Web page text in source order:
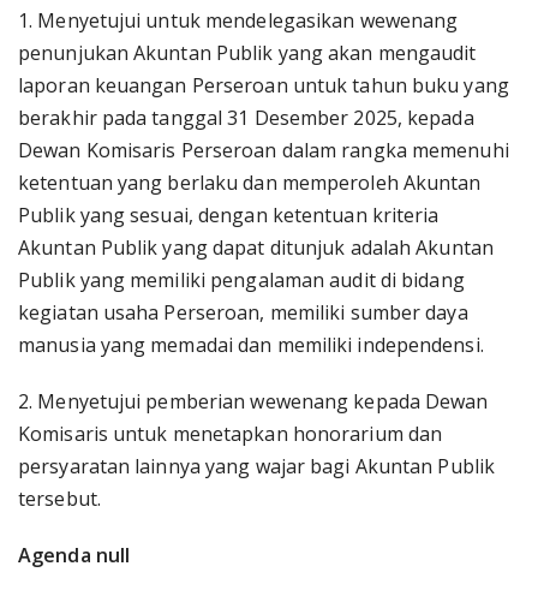
1. Menyetujui untuk mendelegasikan wewenang
penunjukan Akuntan Publik yang akan mengaudit
laporan keuangan Perseroan untuk tahun buku yang
berakhir pada tanggal 31 Desember 2025, kepada
Dewan Komisaris Perseroan dalam rangka memenuhi
ketentuan yang berlaku dan memperoleh Akuntan
Publik yang sesuai, dengan ketentuan kriteria
Akuntan Publik yang dapat ditunjuk adalah Akuntan
Publik yang memiliki pengalaman audit di bidang
kegiatan usaha Perseroan, memiliki sumber daya
manusia yang memadai dan memiliki independensi.
2. Menyetujui pemberian wewenang kepada Dewan
Komisaris untuk menetapkan honorarium dan
persyaratan lainnya yang wajar bagi Akuntan Publik
tersebut.
Agenda null